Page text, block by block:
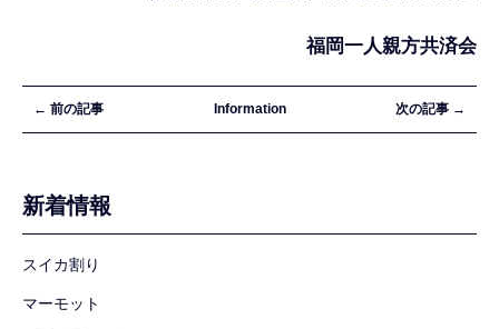
福岡一人親方共済会
← 前の記事 Information 次の記事 →
新着情報
スイカ割り
マーモット